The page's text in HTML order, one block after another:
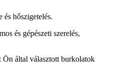
és hőszigetelés.
és gépészeti szerelés,
Ön által választott burkolatok